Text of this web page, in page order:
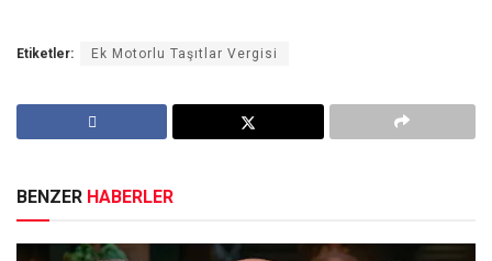
Etiketler: Ek Motorlu Taşıtlar Vergisi
BENZER HABERLER